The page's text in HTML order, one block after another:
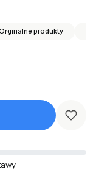
produkty